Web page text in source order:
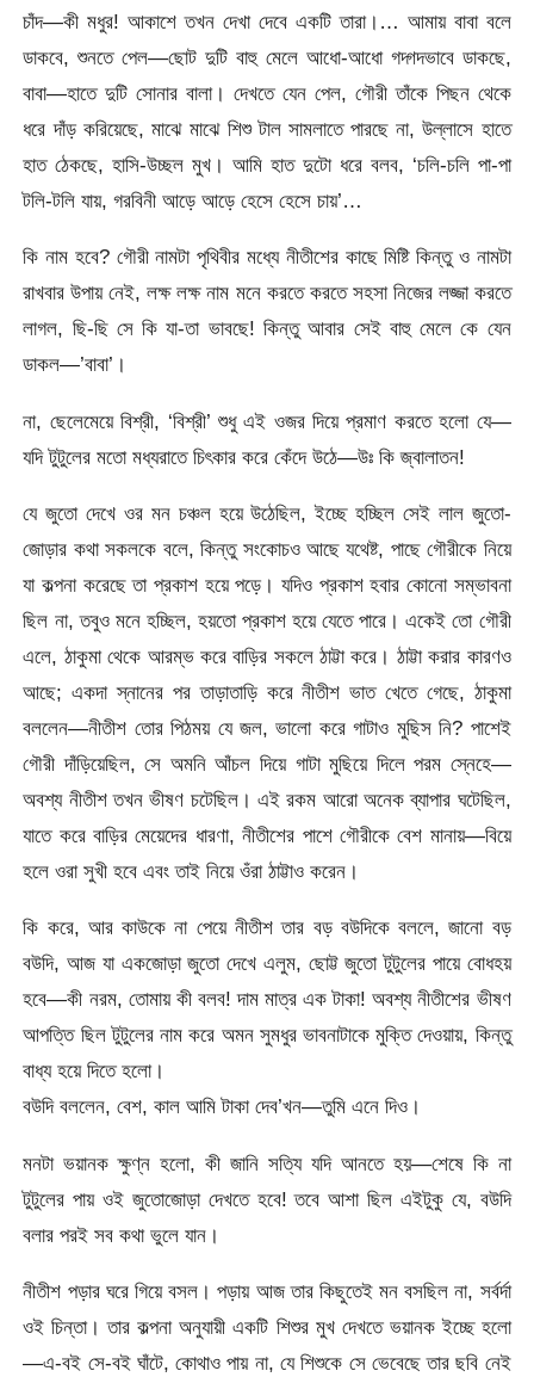
চাঁদ—কী মধুর! আকাশে তখন দেখা দেবে একটি তারা।… আমায় বাবা বলে
ডাকবে, শুনতে পেল—ছোট দুটি বাহু মেলে আধো-আধো গদ্গদভাবে ডাকছে,
বাবা—হাতে দুটি সোনার বালা। দেখতে যেন পেল, গৌরী তাঁকে পিছন থেকে
ধরে দাঁড় করিয়েছে, মাঝে মাঝে শিশু টাল সামলাতে পারছে না, উল্লাসে হাতে
হাত ঠেকছে, হাসি-উচ্ছল মুখ। আমি হাত দুটো ধরে বলব, ‘চলি-চলি পা-পা
টলি-টলি যায়, গরবিনী আড়ে আড়ে হেসে হেসে চায়’…
কি নাম হবে? গৌরী নামটা পৃথিবীর মধ্যে নীতীশের কাছে মিষ্টি কিন্তু ও নামটা
রাখবার উপায় নেই, লক্ষ লক্ষ নাম মনে করতে করতে সহসা নিজের লজ্জা করতে
লাগল, ছি-ছি সে কি যা-তা ভাবছে! কিন্তু আবার সেই বাহু মেলে কে যেন
ডাকল—’বাবা’।
না, ছেলেমেয়ে বিশ্রী, ‘বিশ্রী’ শুধু এই ওজর দিয়ে প্রমাণ করতে হলো যে—
যদি টুটুলের মতো মধ্যরাতে চিৎকার করে কেঁদে উঠে—উঃ কি জ্বালাতন!
যে জুতো দেখে ওর মন চঞ্চল হয়ে উঠেছিল, ইচ্ছে হচ্ছিল সেই লাল জুতো-
জোড়ার কথা সকলকে বলে, কিন্তু সংকোচও আছে যথেষ্ট, পাছে গৌরীকে নিয়ে
যা কল্পনা করেছে তা প্রকাশ হয়ে পড়ে। যদিও প্রকাশ হবার কোনো সম্ভাবনা
ছিল না, তবুও মনে হচ্ছিল, হয়তো প্রকাশ হয়ে যেতে পারে। একেই তো গৌরী
এলে, ঠাকুমা থেকে আরম্ভ করে বাড়ির সকলে ঠাট্টা করে। ঠাট্টা করার কারণও
আছে; একদা স্নানের পর তাড়াতাড়ি করে নীতীশ ভাত খেতে গেছে, ঠাকুমা
বললেন—নীতীশ তোর পিঠময় যে জল, ভালো করে গাটাও মুছিস নি? পাশেই
গৌরী দাঁড়িয়েছিল, সে অমনি আঁচল দিয়ে গাটা মুছিয়ে দিলে পরম স্নেহে—
অবশ্য নীতীশ তখন ভীষণ চটেছিল। এই রকম আরো অনেক ব্যাপার ঘটেছিল,
যাতে করে বাড়ির মেয়েদের ধারণা, নীতীশের পাশে গৌরীকে বেশ মানায়—বিয়ে
হলে ওরা সুখী হবে এবং তাই নিয়ে ওঁরা ঠাট্টাও করেন।
কি করে, আর কাউকে না পেয়ে নীতীশ তার বড় বউদিকে বললে, জানো বড়
বউদি, আজ যা একজোড়া জুতো দেখে এলুম, ছোট্ট জুতো টুটুলের পায়ে বোধহয়
হবে—কী নরম, তোমায় কী বলব! দাম মাত্র এক টাকা! অবশ্য নীতীশের ভীষণ
আপত্তি ছিল টুটুলের নাম করে অমন সুমধুর ভাবনাটাকে মুক্তি দেওয়ায়, কিন্তু
বাধ্য হয়ে দিতে হলো।
বউদি বললেন, বেশ, কাল আমি টাকা দেব’খন—তুমি এনে দিও।
মনটা ভয়ানক ক্ষুণ্ন হলো, কী জানি সত্যি যদি আনতে হয়—শেষে কি না
টুটুলের পায় ওই জুতোজোড়া দেখতে হবে! তবে আশা ছিল এইটুকু যে, বউদি
বলার পরই সব কথা ভুলে যান।
নীতীশ পড়ার ঘরে গিয়ে বসল। পড়ায় আজ তার কিছুতেই মন বসছিল না, সর্বর্দা
ওই চিন্তা। তার কল্পনা অনুযায়ী একটি শিশুর মুখ দেখতে ভয়ানক ইচ্ছে হলো
—এ-বই সে-বই ঘাঁটে, কোথাও পায় না, যে শিশুকে সে ভেবেছে তার ছবি নেই